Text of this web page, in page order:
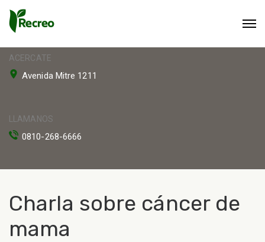
ACERCATE
Avenida Mitre 1211
LLAMANOS
0810-268-6666
Charla sobre cáncer de
mama